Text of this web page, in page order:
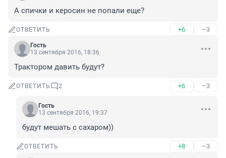
А спички и керосин не попали еще?
ОТВЕТИТЬ +6 –3
Гость
13 сентября 2016, 18:36
Трактором давить будут?
ОТВЕТИТЬ 2 +6 –3
Гость
13 сентября 2016, 19:37
будут мешать с сахаром))
ОТВЕТИТЬ +8 –3